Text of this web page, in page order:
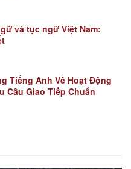
và tục ngữ Việt Nam:
Tiếng Anh Về Hoạt Động
Câu Giao Tiếp Chuẩn